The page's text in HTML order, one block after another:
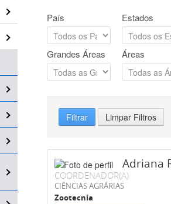
País Estados
Grandes Áreas Áreas
Filtrar Limpar Filtros
Adriana
COORDENADOR(A)
CIÊNCIAS AGRÁRIAS
Zootecnia